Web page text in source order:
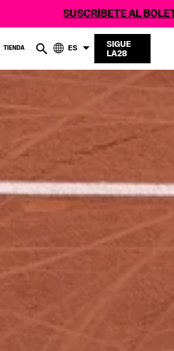
SUSCRÍBETE AL BOLETÍN DE LA28
TIENDA ES
SIGUE
LA28